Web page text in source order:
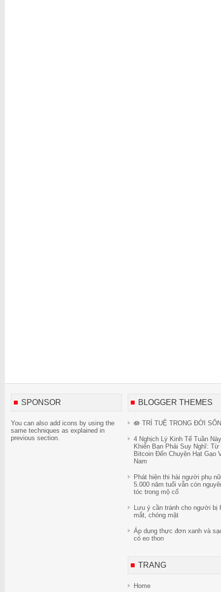
SPONSOR
You can also add icons by using the
same techniques as explained in
previous section.
BLOGGER THEMES
🪷 TRÍ TUỆ TRONG ĐỜI
4 Nghịch Lý Kinh Tế Tuần Này
Khiến Bạn Phải Suy Nghĩ: Từ
Bitcoin Đến Chuyện Hạt Gạo
Nam
Phát hiện thi hài người phụ nữ
5.000 năm tuổi vẫn còn
tóc trong mộ cổ
Lưu ý cần tránh cho người bị
mắt, chóng mặt
Áp dụng thực đơn xanh và
có eo thon
TRANG
Home